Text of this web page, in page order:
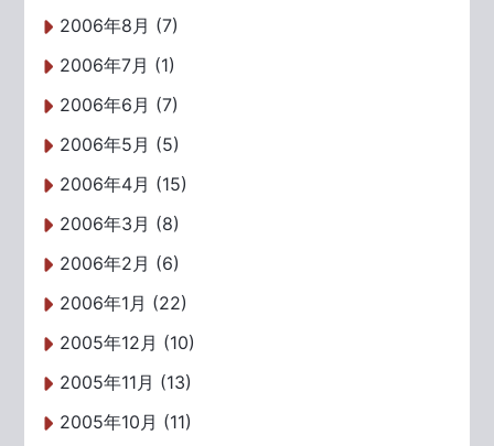
2006年8月 (7)
2006年7月 (1)
2006年6月 (7)
2006年5月 (5)
2006年4月 (15)
2006年3月 (8)
2006年2月 (6)
2006年1月 (22)
2005年12月 (10)
2005年11月 (13)
2005年10月 (11)